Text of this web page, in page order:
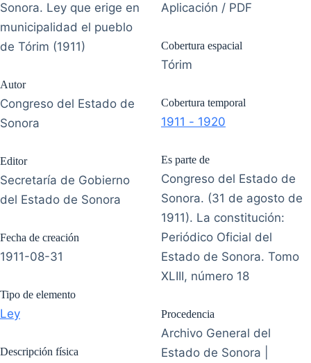
Sonora. Ley que erige en
municipalidad el pueblo
de Tórim (1911)
Autor
Congreso del Estado de
Sonora
Editor
Secretaría de Gobierno
del Estado de Sonora
Fecha de creación
1911-08-31
Tipo de elemento
Ley
Descripción física
Aplicación / PDF
Cobertura espacial
Tórim
Cobertura temporal
1911 - 1920
Es parte de
Congreso del Estado de
Sonora. (31 de agosto de
1911). La constitución:
Periódico Oficial del
Estado de Sonora. Tomo
XLIII, número 18
Procedencia
Archivo General del
Estado de Sonora |